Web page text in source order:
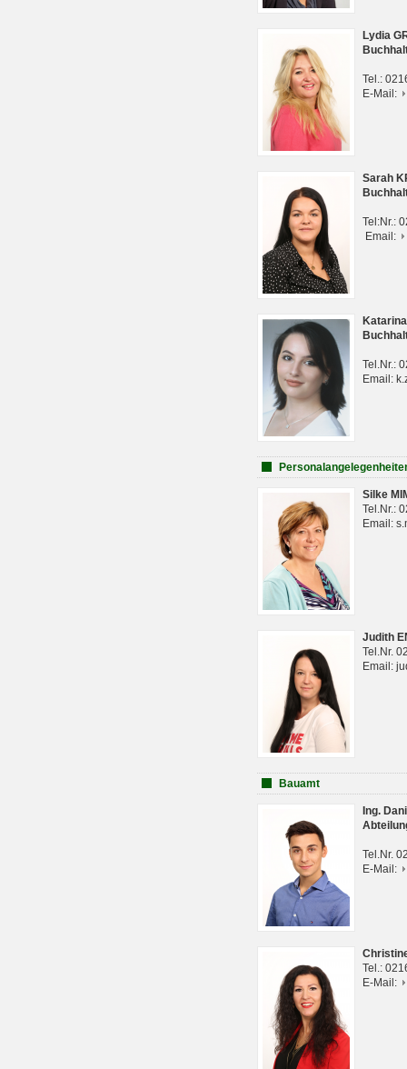
Lydia
Tel.:
E-Mail:
Sarah
Tel:Nr.:
Email:
Tel.Nr.:
Email:
Silke
Tel.Nr.:
Email:
Judith
Tel.Nr.
Email:
Bauamt
Ing.
Tel.Nr.
E-Mail:
Tel.:
E-Mail: